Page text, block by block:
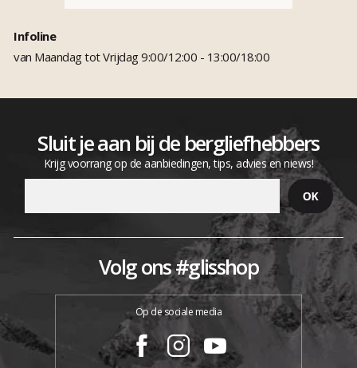
Infoline
van Maandag tot Vrijdag 9:00/12:00 - 13:00/18:00
Sluit je aan bij de bergliefhebbers
Krijg voorrang op de aanbiedingen, tips, advies en niews!
Volg ons #glisshop
Op de sociale media